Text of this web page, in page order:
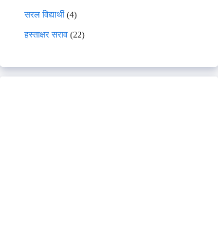
सरल विद्यार्थी(4)
हस्ताक्षर सराव (22)